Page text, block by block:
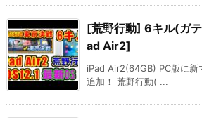
[荒野行動] 6キル(ガ
ad Air2]
iPad Air2(64GB) PC版に新
追加！ 荒野行動( ...